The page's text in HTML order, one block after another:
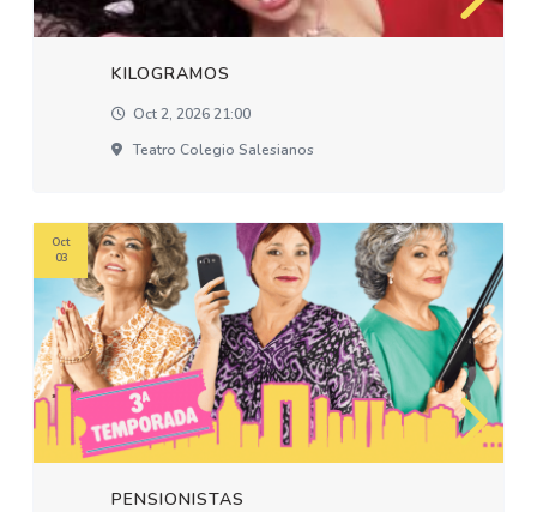
KILOGRAMOS
Oct 2, 2026 21:00
Teatro Colegio Salesianos
PENSIONISTAS
Oct
03